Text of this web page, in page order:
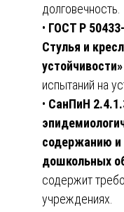
долговечность.
• ГОСТ Р
Стулья и
устойчивости»
испытаний на
• СанПиН
содержанию и
дошкольных
содержит
учреждениях.